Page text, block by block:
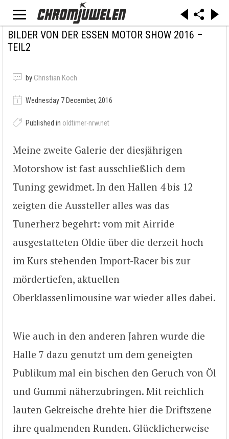
BILDER VON DER ESSEN MOTOR SHOW 2016 –
TEIL2
by Christian Koch
Wednesday 7 December, 2016
Published in oldtimer-nrw.net
Meine zweite Galerie der diesjährigen
Motorshow ist fast ausschließlich dem
Tuning gewidmet. In den Hallen 4 bis 12
zeigten die Aussteller alles was das
Tunerherz begehrt: vom mit Airride
ausgestatteten Oldie über die derzeit hoch
im Kurs stehenden Import-Racer bis zur
mördertiefen, aktuellen
Oberklassenlimousine war wieder alles dabei.
Wie auch in den anderen Jahren wurde die
Halle 7 dazu genutzt um dem geneigten
Publikum mal ein bischen den Geruch von Öl
und Gummi näherzubringen. Mit reichlich
lauten Gekreische drehte hier die Driftszene
ihre qualmenden Runden. Glücklicherweise